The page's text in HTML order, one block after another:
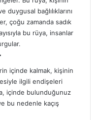
bağlılıklarını
çoğu zamanda sadık
bu rüya, insanlar
içinde kalmak, kişinin
ilgili endişeleri
içinde bulunduğunuz
bu nedenle kaçış